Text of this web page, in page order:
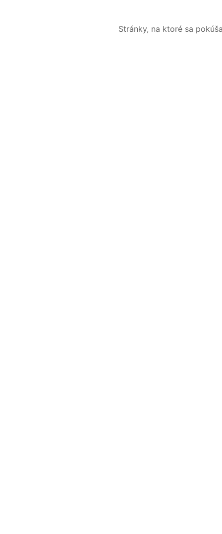
Stránky, na ktoré sa